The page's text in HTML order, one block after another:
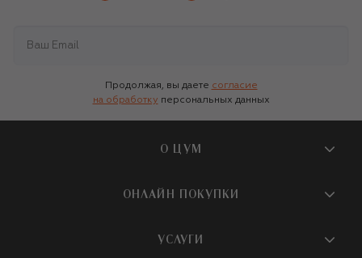
Продолжая, вы даете согласие
на обработку персональных данных
О ЦУМ
О магазине
Бутики и ПВЗ ЦУМ
ОНЛАЙН ПОКУПКИ
УСЛУГИ